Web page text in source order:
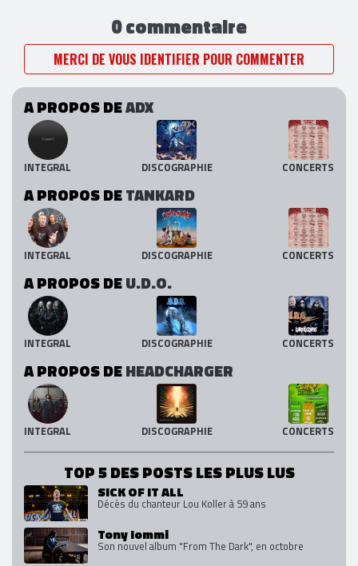
0 commentaire
MERCI DE VOUS IDENTIFIER POUR COMMENTER
A PROPOS DEADX
INTEGRAL DISCOGRAPHIE CONCERTS
A PROPOS DETANKARD
INTEGRAL DISCOGRAPHIE CONCERTS
A PROPOS DEU.D.O.
INTEGRAL DISCOGRAPHIE CONCERTS
A PROPOS DEHEADCHARGER
INTEGRAL DISCOGRAPHIE CONCERTS
TOP 5 DES POSTS LES PLUS LUS
SICK OF IT ALL
Décès du chanteur Lou Koller à 59 ans
Tony Iommi
Son nouvel album "From The Dark", en octobre